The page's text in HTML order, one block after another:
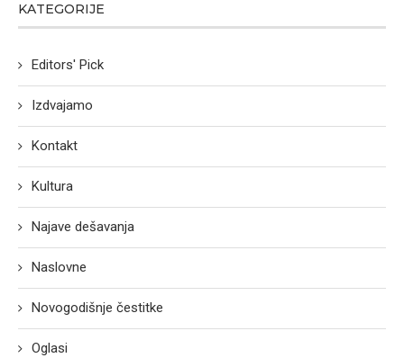
KATEGORIJE
Editors' Pick
Izdvajamo
Kontakt
Kultura
Najave dešavanja
Naslovne
Novogodišnje čestitke
Oglasi